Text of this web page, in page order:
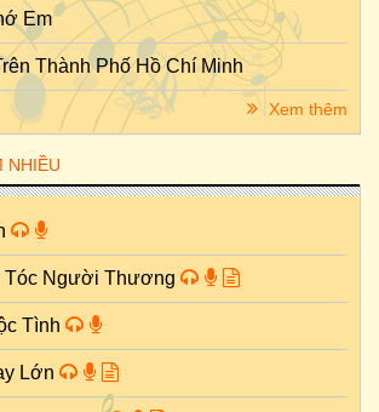
Em
Thành Phố Hồ Chí Minh
Xem thêm
NHIỀU
Tóc Người Thương
Tình
Lớn